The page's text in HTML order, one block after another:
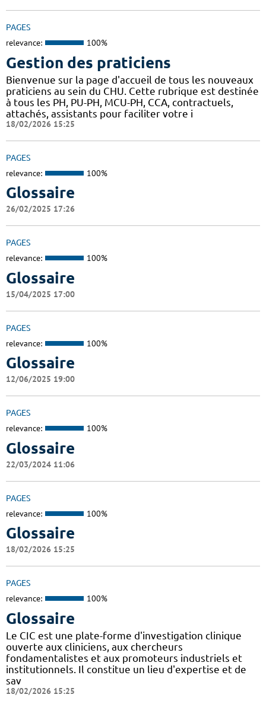
PAGES
relevance: 100%
Gestion des praticiens
Bienvenue sur la page d'accueil de tous les nouveaux
praticiens au sein du CHU. Cette rubrique est destinée
à tous les PH, PU-PH, MCU-PH, CCA, contractuels,
attachés, assistants pour faciliter votre i
18/02/2026 15:25
PAGES
relevance: 100%
Glossaire
26/02/2025 17:26
PAGES
relevance: 100%
Glossaire
15/04/2025 17:00
PAGES
relevance: 100%
Glossaire
12/06/2025 19:00
PAGES
relevance: 100%
Glossaire
22/03/2024 11:06
PAGES
relevance: 100%
Glossaire
18/02/2026 15:25
PAGES
relevance: 100%
Glossaire
Le CIC est une plate-forme d'investigation clinique
ouverte aux cliniciens, aux chercheurs
fondamentalistes et aux promoteurs industriels et
institutionnels. Il constitue un lieu d'expertise et de
sav
18/02/2026 15:25